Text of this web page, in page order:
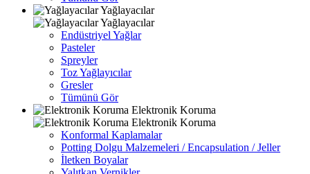
Yağlayacılar
Yağlayacılar
Endüstriyel Yağlar
Pasteler
Spreyler
Toz Yağlayıcılar
Gresler
Tümünü Gör
Elektronik Koruma
Elektronik Koruma
Konformal Kaplamalar
Potting Dolgu Malzemeleri / Encapsulation / Jeller
İletken Boyalar